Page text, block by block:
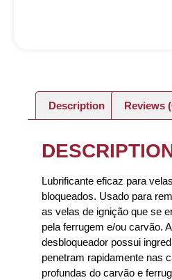
Description Reviews
Lubrificante eficaz para
bloqueados. Usado para
as velas de ignição que se
pela ferrugem e/ou carvão.
desbloqueador possui
penetram rapidamente nas
profundas do carvão e